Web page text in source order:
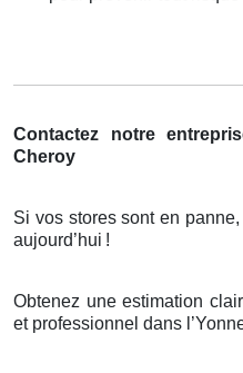
Contactez notre
Cheroy
Si vos stores sont en
aujourd’hui !
Obtenez une estimation
et professionnel dans